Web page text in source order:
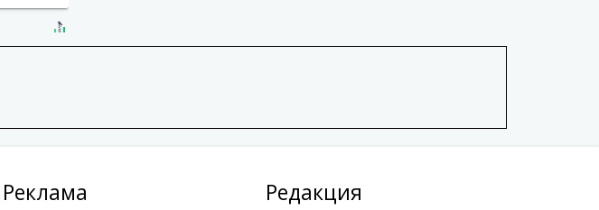
Реклама Редакция